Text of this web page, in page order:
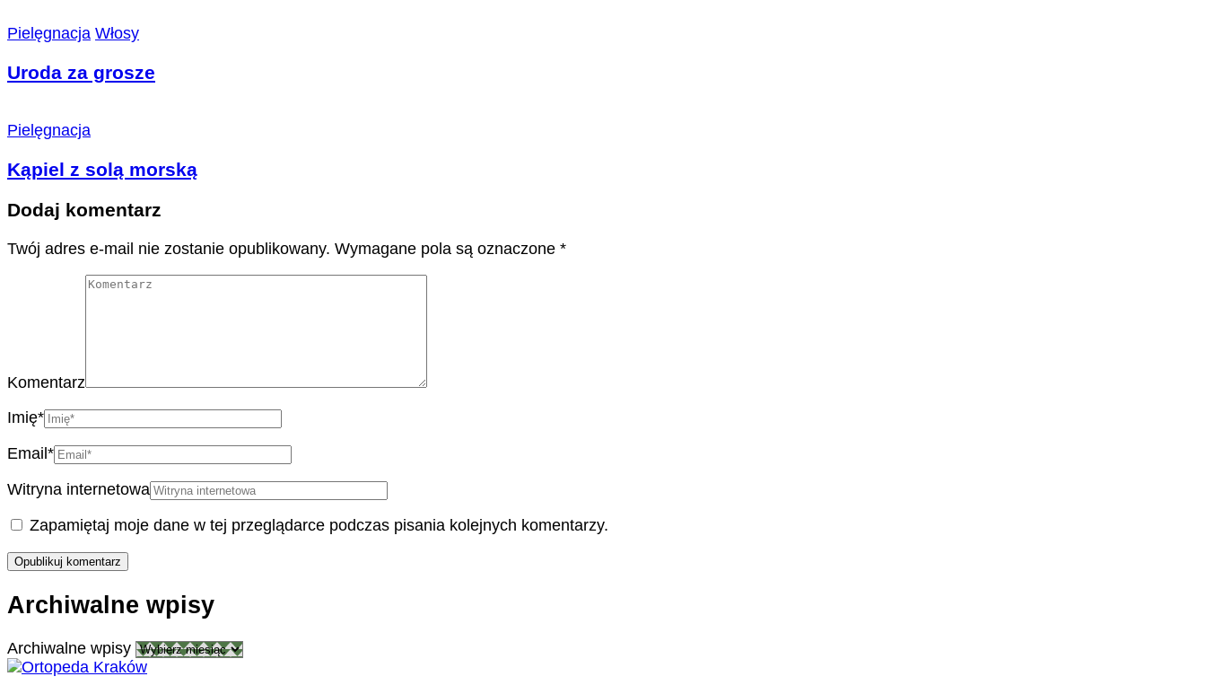
Pielęgnacja Włosy
Uroda za grosze
Pielęgnacja
Kąpiel z solą morską
Dodaj komentarz
Twój adres e-mail nie zostanie opublikowany. Wymagane pola są oznaczone *
Komentarz
Imię*
Email *
Witryna internetowa
Zapamiętaj moje dane w tej przeglądarce podczas pisania kolejnych komentarzy.
Archiwalne wpisy
Archiwalne wpisy